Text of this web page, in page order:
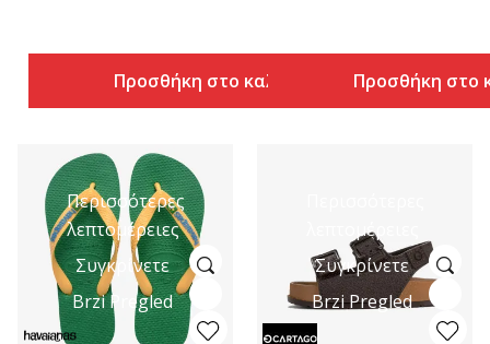
Προσθήκη στο καλάθι Προσθήκη στο
Περισσότερες
λεπτομέρειες
Συγκρίνετε
Brzi Pregled
λεπτομέρειες
Συγκρίνετε
Brzi Pregled